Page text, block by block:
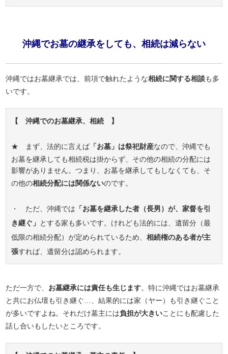
沖縄でお墓の継承をしても、相続は減らない
沖縄ではお墓継承では、前項で触れたような相続に関する相談も多
いです。
【 沖縄でのお墓継承、相続 】
★ まず、法的に言えば 「お墓」は祭祀財産なので、沖縄でも
お墓を継承しても相続税は掛からず、その他の相続の分配には
影響がありません。つまり、お墓を継承してもしなくても、そ
の他の相続分配には関係ないのです。
・ ただ、沖縄では 「お墓を継承した者（長男）が、家督を引
き継ぐ」 とする家も多いです。けれども法的には、遺留分（最
低限の相続分配）が定められているため、相続権のある者が主
張すれば、遺留分は認められます。
ただ一方で、 お墓継承には責任も生じます。特に沖縄ではお墓継承
と共にお仏壇も引き継ぐ…、結果的には家（ヤー）も引き継ぐこと
が多いですよね。それだけ墓主には負担が大きいことにも配慮した
話し合いもしたいところです。